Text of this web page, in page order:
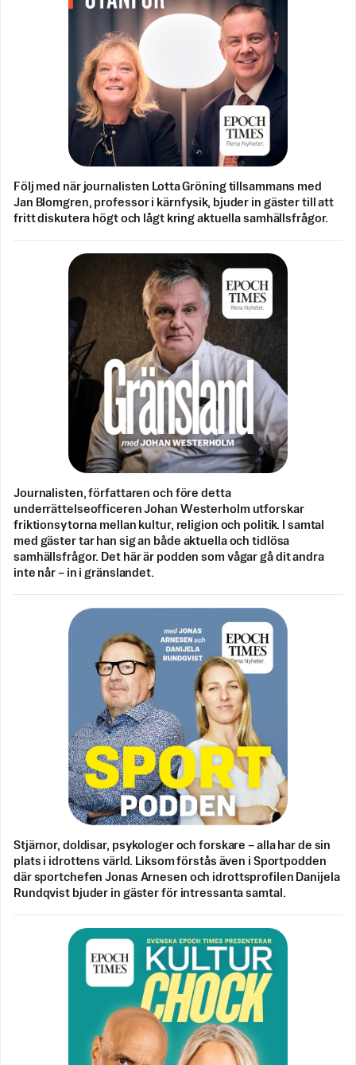
Följ med när journalisten Lotta Gröning tillsammans med
Jan Blomgren, professor i kärnfysik, bjuder in gäster till att
fritt diskutera högt och lågt kring aktuella samhällsfrågor.
Journalisten, författaren och före detta
underrättelseofficeren Johan Westerholm utforskar
friktionsytorna mellan kultur, religion och politik. I samtal
med gäster tar han sig an både aktuella och tidlösa
samhällsfrågor. Det här är podden som vågar gå dit andra
inte når – in i gränslandet.
Stjärnor, doldisar, psykologer och forskare – alla har de sin
plats i idrottens värld. Liksom förstås även i Sportpodden
där sportchefen Jonas Arnesen och idrottsprofilen Danijela
Rundqvist bjuder in gäster för intressanta samtal.